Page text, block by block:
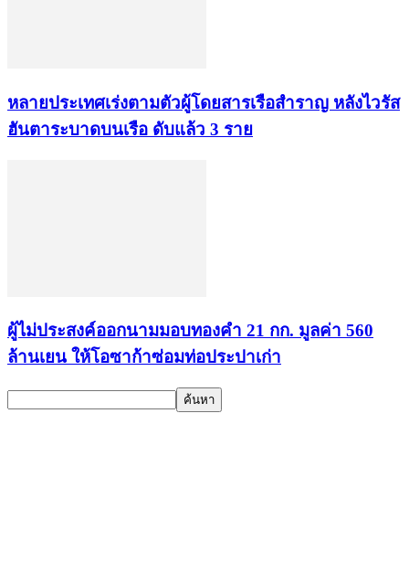
หลายประเทศเร่งตามตัวผู้โดยสารเรือสำราญ หลังไวรัส
ฮันตาระบาดบนเรือ ดับแล้ว 3 ราย
ผู้ไม่ประสงค์ออกนามมอบทองคำ 21 กก. มูลค่า 560
ล้านเยน ให้โอซาก้าซ่อมท่อประปาเก่า